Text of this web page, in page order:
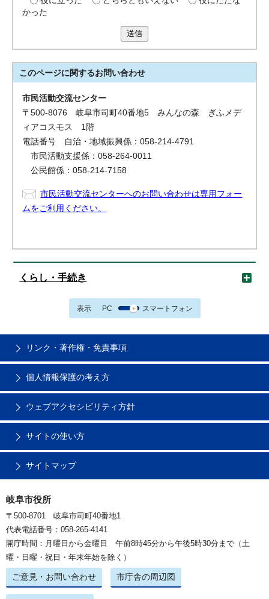
かった
送信
このページに関するお問い合わせ
市民活動交流センター
〒500-8076 岐阜市司町40番地5 みんなの森 ぎふメデ
ィアコスモス 1階
電話番号 自治・地域振興係：058-214-4791
市民活動支援係：058-264-0011
公民館係：058-214-7158
市民活動交流センターへのお問い合わせは専用フォー
ムをご利用ください。
くらし・手続き
表示 PC スマートフォン
リンク・著作権・免責事項
個人情報保護の考え方
ウェブアクセシビリティ方針
サイトの使い方
サイトマップ
岐阜市役所
〒500-8701 岐阜市司町40番地1
代表電話番号：058-265-4141
開庁時間：月曜日から金曜日 午前8時45分から午後5時30分まで（土
曜・日曜・祝日・年末年始を除く）
ご意見・お問い合わせ 市庁舎の周辺図